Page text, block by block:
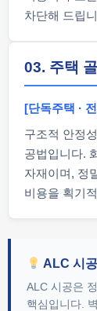
차단해 드립
03. 주택
[단독주택 ·
구조적 안정
공법입니다.
자재이며, 정
비용을 획기
ALC 시
ALC 시공은
핵심입니다.